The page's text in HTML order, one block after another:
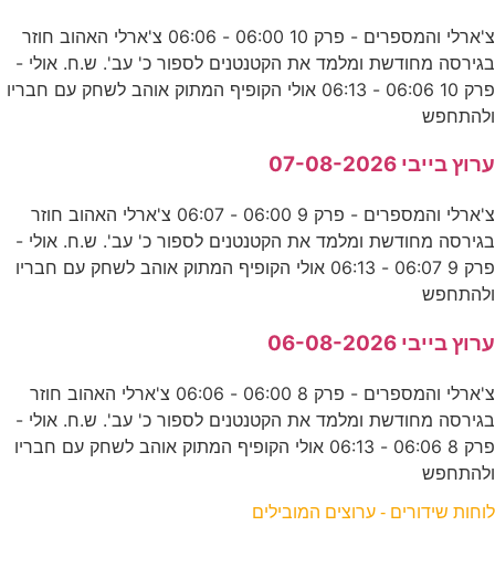
צ'ארלי והמספרים - פרק 10 06:00 - 06:06 צ'ארלי האהוב חוזר
בגירסה מחודשת ומלמד את הקטנטנים לספור כ' עב'. ש.ח. אולי -
פרק 10 06:06 - 06:13 אולי הקופיף המתוק אוהב לשחק עם חבריו
ולהתחפש
ערוץ בייבי 07-08-2026
צ'ארלי והמספרים - פרק 9 06:00 - 06:07 צ'ארלי האהוב חוזר
בגירסה מחודשת ומלמד את הקטנטנים לספור כ' עב'. ש.ח. אולי -
פרק 9 06:07 - 06:13 אולי הקופיף המתוק אוהב לשחק עם חבריו
ולהתחפש
ערוץ בייבי 06-08-2026
צ'ארלי והמספרים - פרק 8 06:00 - 06:06 צ'ארלי האהוב חוזר
בגירסה מחודשת ומלמד את הקטנטנים לספור כ' עב'. ש.ח. אולי -
פרק 8 06:06 - 06:13 אולי הקופיף המתוק אוהב לשחק עם חבריו
ולהתחפש
לוחות שידורים - ערוצים המובילים